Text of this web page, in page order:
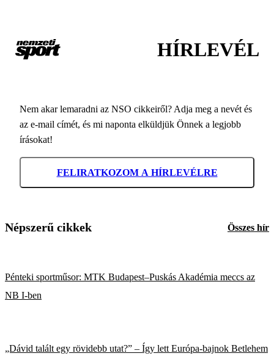
HÍRLEVÉL
Nem akar lemaradni az NSO cikkeiről? Adja meg a nevét és
az e-mail címét, és mi naponta elküldjük Önnek a legjobb
írásokat!
FELIRATKOZOM A HÍRLEVÉLRE
Népszerű cikkek Összes hír
Pénteki sportműsor: MTK Budapest–Puskás Akadémia meccs az
NB I-ben
„Dávid talált egy rövidebb utat?” – Így lett Európa-bajnok Betlehem